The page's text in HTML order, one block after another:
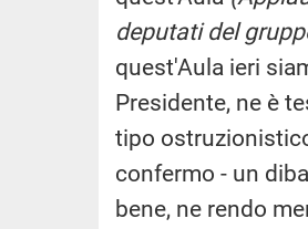
deputati del
quest'Aula ieri
Presidente, ne è
tipo
confermo - un
bene, ne rendo